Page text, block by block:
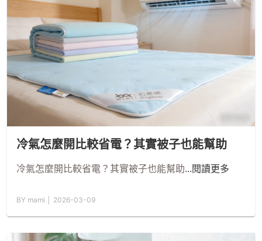
冷氣怎麼開比較省電？其實被子也能幫助
冷氣怎麼開比較省電？其實被子也能幫助...閱讀更多
BY mami │ 2026-03-09